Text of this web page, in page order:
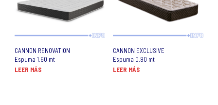
CANNON RENOVATION
Espuma 1.60 mt
LEER MÁS
CANNON EXCLUSIVE
Espuma 0.90 mt
LEER MÁS